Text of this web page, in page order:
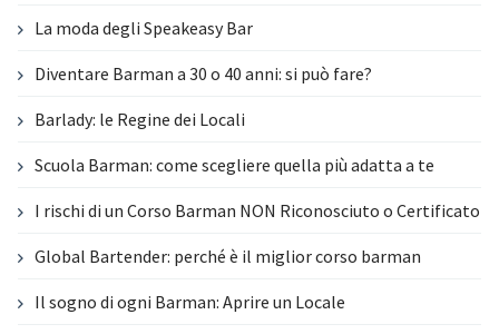
La moda degli Speakeasy Bar
Diventare Barman a 30 o 40 anni: si può fare?
Barlady: le Regine dei Locali
Scuola Barman: come scegliere quella più adatta a te
I rischi di un Corso Barman NON Riconosciuto o Certificato
Global Bartender: perché è il miglior corso barman
Il sogno di ogni Barman: Aprire un Locale